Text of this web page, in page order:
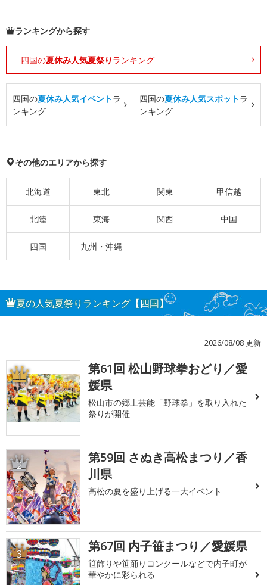
ランキングから探す
四国の夏休み人気夏祭り ランキング
四国の夏休み人気イベントラ
ンキング
四国の夏休み人気スポットラ
ンキング
その他のエリアから探す
北海道 東北 関東 甲信越
北陸 東海 関西 中国
四国 九州・沖縄
夏の人気夏祭りランキング【四国】
2026/08/08 更新
1
第61回 松山野球拳おどり／愛
媛県
松山市の郷土芸能「野球拳」を取り入れた
祭りが開催
2
第59回 さぬき高松まつり／香
川県
高松の夏を盛り上げる一大イベント
3 第67回 内子笹まつり／愛媛県
笹飾りや笹踊りコンクールなどで内子町が
華やかに彩られる